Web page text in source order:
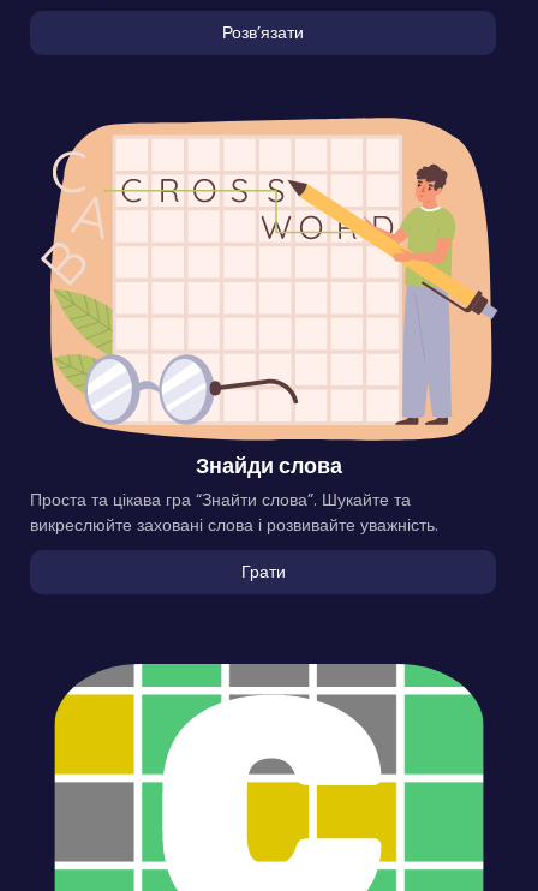
Розвʼязати
Знайди слова
Проста та цікава гра “Знайти слова”. Шукайте та
викреслюйте заховані слова і розвивайте уважність.
Грати